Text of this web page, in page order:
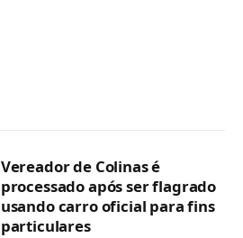
Vereador de Colinas é
processado após ser flagrado
usando carro oficial para fins
particulares